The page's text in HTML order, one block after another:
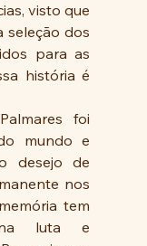
visto que
seleção dos
para as
história é
foi
mundo e
desejo de
nos
tem
luta e